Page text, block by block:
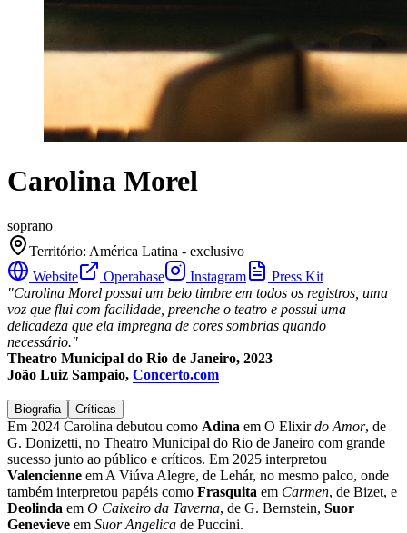
Carolina Morel
soprano
Território: América Latina - exclusivo
Website
Operabase Instagram
Press Kit
"Carolina Morel possui um belo timbre em todos os registros, uma
voz que flui com facilidade, preenche o teatro e possui uma
delicadeza que ela impregna de cores sombrias quando
necessário."
Theatro Municipal do Rio de Janeiro, 2023
João Luiz Sampaio, Concerto.com
Biografia Críticas
Em 2024 Carolina debutou como Adina em O Elixirdo Amor, de
G. Donizetti, no Theatro Municipal do Rio de Janeiro com grande
sucesso junto ao público e críticos. Em 2025 interpretou
Valencienne em A Viúva Alegre, de Lehár, no mesmo palco, onde
também interpretou papéis como Frasquita em Carmen, de Bizet, e
Deolinda em O Caixeiro da Taverna, de G. Bernstein, Suor
Genevieve em Suor Angelica de Puccini.